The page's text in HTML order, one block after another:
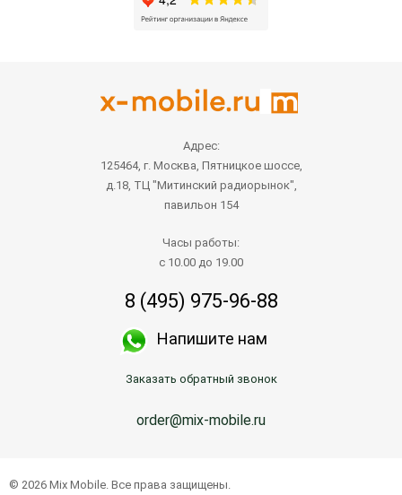
Адрес:
125464, г. Москва, Пятницкое шоссе,
д.18, ТЦ "Митинский радиорынок",
павильон 154
Часы работы:
с 10.00 до 19.00
8 (495) 975-96-88
Напишите нам
Заказать обратный звонок
order@mix-mobile.ru
© 2026 Mix Mobile. Все права защищены.